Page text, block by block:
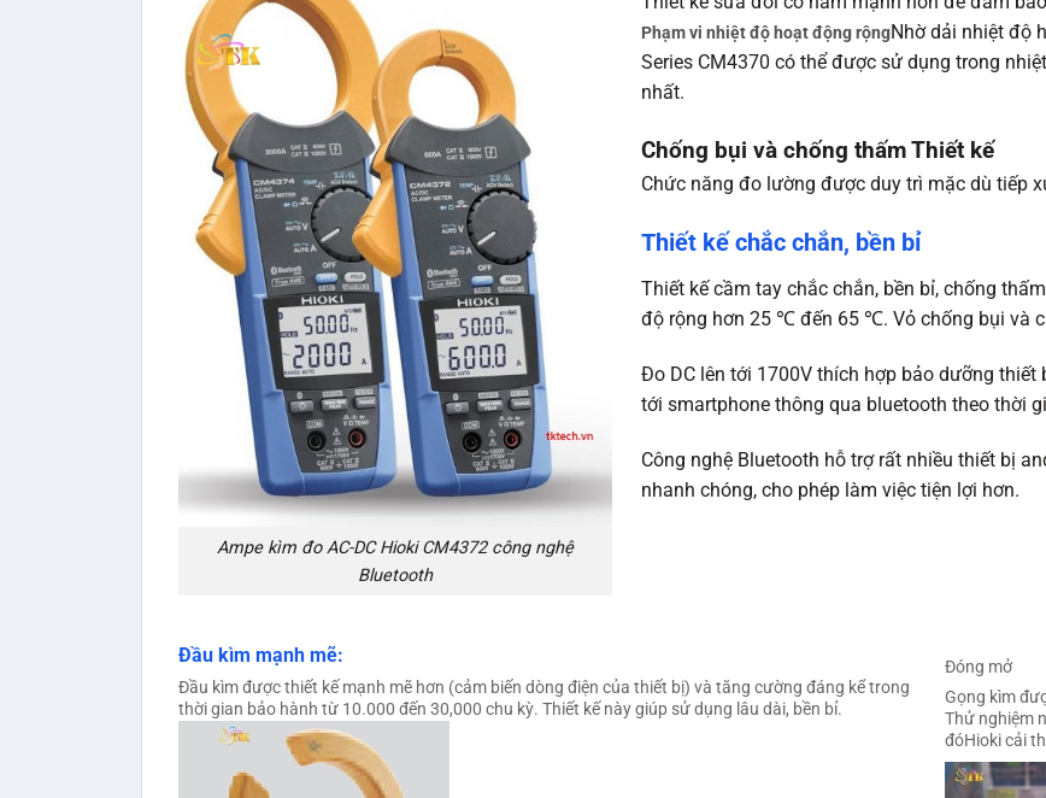
Ampe kìm đo AC-DC Hioki CM4372 công nghệ
Bluetooth
Phạm vi nhiệt độ hoạt động rộngNhờ dải nhiệt độ
Series CM4370 có thể được sử dụng trong
nhất.
Chống bụi và chống thấm Thiết kế
Chức năng đo lường được duy trì mặc dù tiếp
Thiết kế chắc chắn, bền bỉ
Thiết kế cầm tay chắc chắn, bền bỉ, chống
độ rộng hơn 25 ℃ đến 65 ℃. Vỏ chống bụi và
Đo DC lên tới 1700V thích hợp bảo dưỡng
tới smartphone thông qua bluetooth theo thời
Công nghệ Bluetooth hỗ trợ rất nhiều thiết bị
nhanh chóng, cho phép làm việc tiện lợi hơn.
Đầu kìm mạnh mẽ:
Đầu kìm được thiết kế mạnh mẽ hơn (cảm biến dòng điện của thiết bị) và tăng cường đáng kể trong
thời gian bảo hành từ 10.000 đến 30,000 chu kỳ. Thiết kế này giúp sử dụng lâu dài, bền bỉ.
Đóng mở
Gọng kìm
Thử nghiệm
đóHioki cải